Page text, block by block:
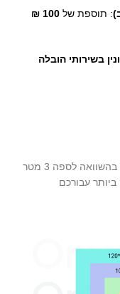
: תוספת של 100 ₪
בשירותי הובלה
בתמונות אלו אתם יכול לראות את המידות בהשוואה לספה 3 מטר
עבורכם